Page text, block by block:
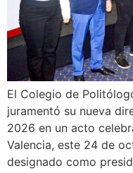
El Colegio de
juramentó su nueva
2026 en un acto
Valencia, este 24 de
designado como